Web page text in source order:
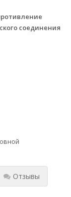
соединения
Отзывы